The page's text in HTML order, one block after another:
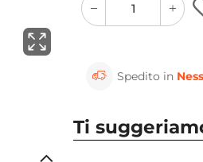
quantity
button
minus
button
Spedito in
Ti